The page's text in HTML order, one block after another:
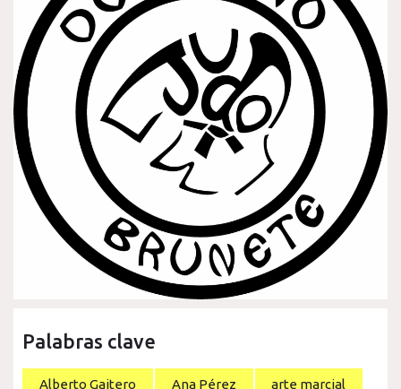
Palabras clave
Alberto Gaitero Ana Pérez arte marcial